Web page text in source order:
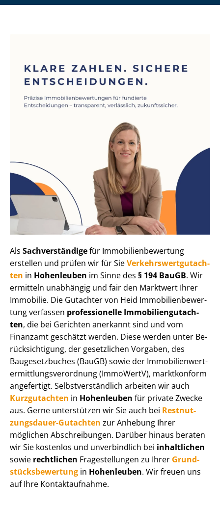
Als Sachverständigefür Im­mo­bi­li­en­be­wer­tung
erstellen und prüfen wir für SieVer­kehrs­wert­gut­ach­
ten in Hohenleuben im Sinne des § 194 BauGB. Wir
ermitteln unabhängig und fair den Marktwert Ihrer
Immobilie. Die Gutachter von Heid Im­mo­bi­li­en­be­wer­
tung verfassen professionelle Im­mo­bi­li­en­gut­ach­
ten, die bei Gerichten anerkannt sind und vom
Finanzamt geschätzt werden. Diese werden unter Be­
rück­sich­ti­gung, der gesetzlichen Vorgaben, des
Baugesetzbuches (BauGB) sowie der Im­mo­bi­li­en­wert­
ermitt­lungs­ver­ord­nung (ImmoWertV), marktkonform
angefertigt. Selbst­ver­ständ­lich arbeiten wir auch
Kurzgutachten in Hohenleuben für private Zwecke
aus. Gerne unterstützen wir Sie auch bei Rest­nut­
zungs­dau­er-Gutachten zur Anhebung Ihrer
möglichen Abschreibungen. Darüber hinaus beraten
wir Sie kostenlos und unverbindlich bei inhaltlichen
sowie rechtlichen Fragestellungen zu Ihrer Grund­
stücks­be­wer­tung in Hohenleuben. Wir freuen uns
auf Ihre Kontaktaufnahme.